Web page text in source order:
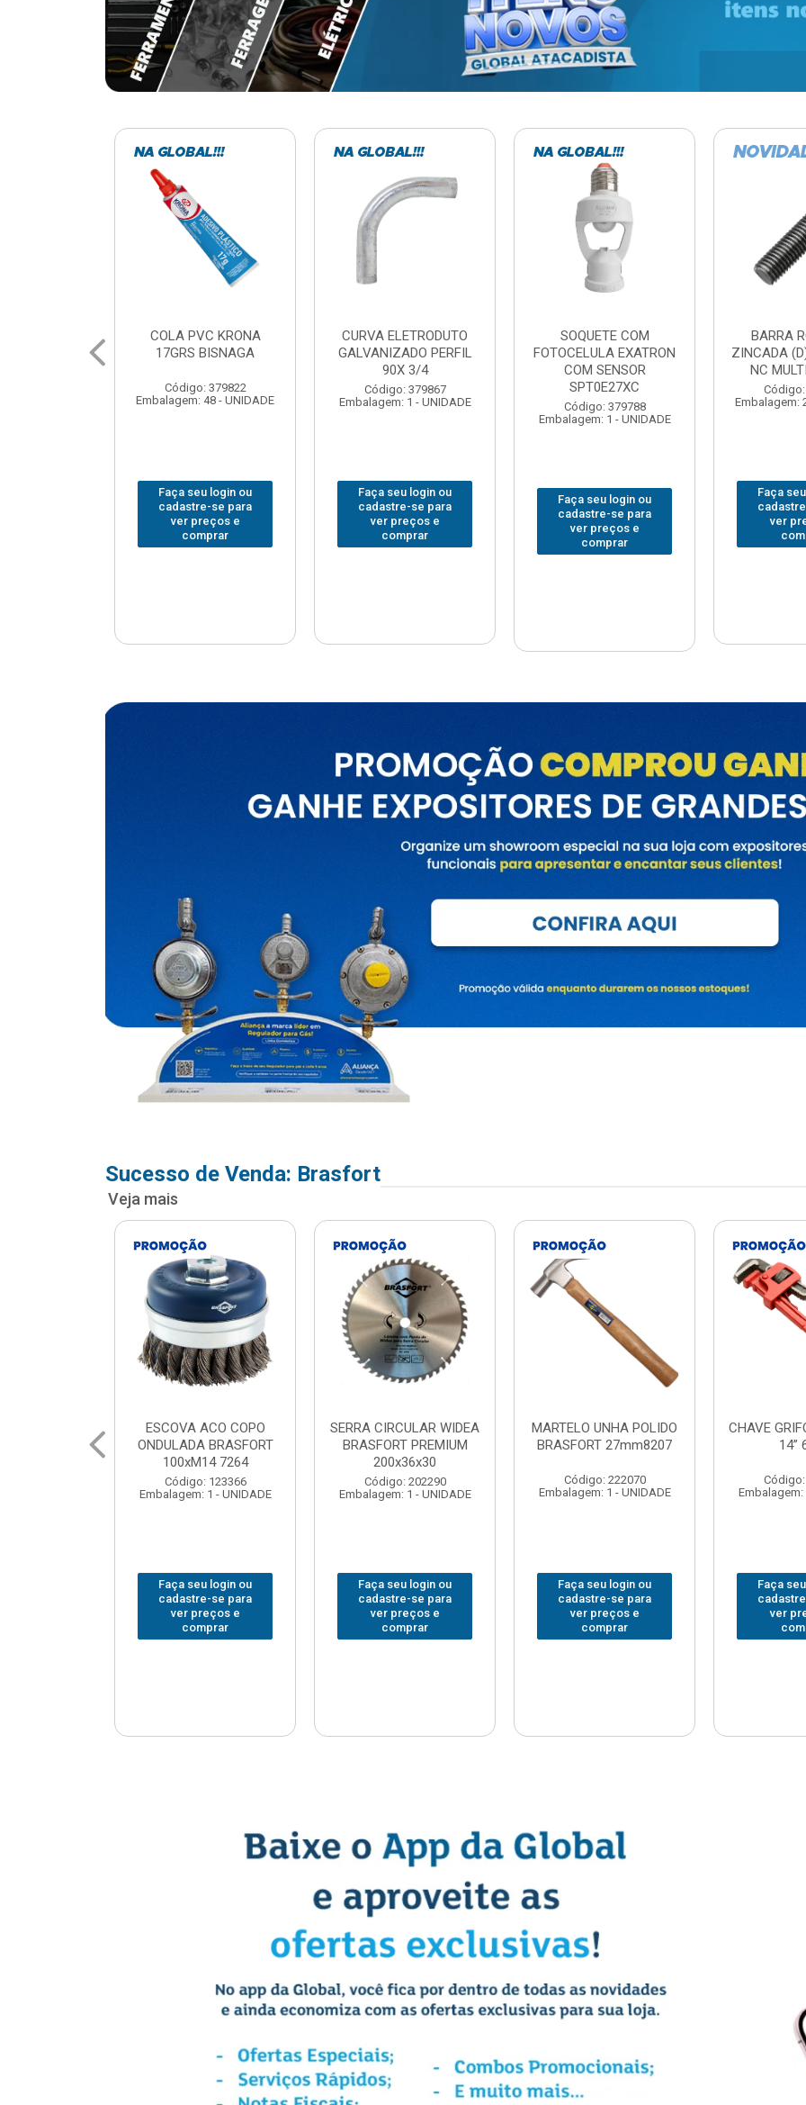
CURVA ELETRODUTO
GALVANIZADO PERFIL
Código: 379867
Embalagem: 1 - UNIDADE
Faça seu login ou
cadastre-se para
ver preços e
comprar
SOQUETE COM
FOTOCELULA EXATRON
COM SENSOR
SPT0E27XC
Código: 379788
Faça seu login ou
cadastre-se para
ver preços e
comprar
BARRA ROSCADA
ZINCADA (D) 5/16”X1MT
NC MULTIBARRAS
Código: 379806
Embalagem: 20 - UNIDADE
Faça seu login ou
cadastre-se para
ver preços e
comprar
JOMARCA
Embalagem:
Faça
ver
Sucesso de Venda: Brasfort
Veja mais
CIRCULAR WIDEA
BRASFORT PREMIUM
MARTELO UNHA POLIDO
BRASFORT 27mm8207
Código: 222070
Embalagem: 1 - UNIDADE
Faça seu login ou
cadastre-se para
ver preços e
CHAVE GRIFO BRASFORT
14” 6012
Código: 231967
Embalagem: 1 - UNIDADE
Faça seu login ou
cadastre-se para
ver preços e
ADAPTADOR PARA
SOQUETE WAFT
Código: 235563
Embalagem: 1 - UNIDADE
Faça seu login ou
cadastre-se para
ver preços e